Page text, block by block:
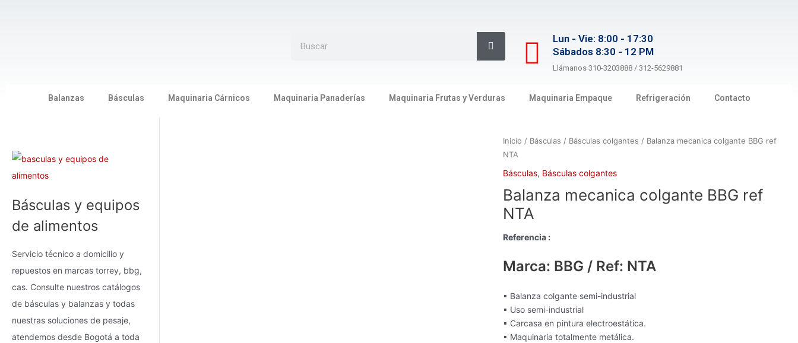
Search
Lun - Vie: 8:00 - 17:30
Sábados 8:30 - 12 PM
Llámanos 310-3203888 / 312-5629881
Balanzas Básculas Maquinaria Cárnicos Maquinaria Panaderías Maquinaria Frutas y Verduras Maquinaria Empaque Refrigeración Contacto
Básculas y equipos
de alimentos
Servicio técnico a domicilio y
repuestos en marcas torrey, bbg,
cas. Consulte nuestros catálogos
de básculas y balanzas y todas
nuestras soluciones de pesaje,
atendemos desde Bogotá a toda
Inicio / Básculas / Básculas colgantes / Balanza mecanica colgante BBG ref
NTA
Básculas, Básculas colgantes
Balanza mecanica colgante BBG ref
NTA
Referencia :
Marca: BBG / Ref: NTA
▪ Balanza colgante semi-industrial
▪ Uso semi-industrial
▪ Carcasa en pintura electroestática.
▪ Maquinaria totalmente metálica.